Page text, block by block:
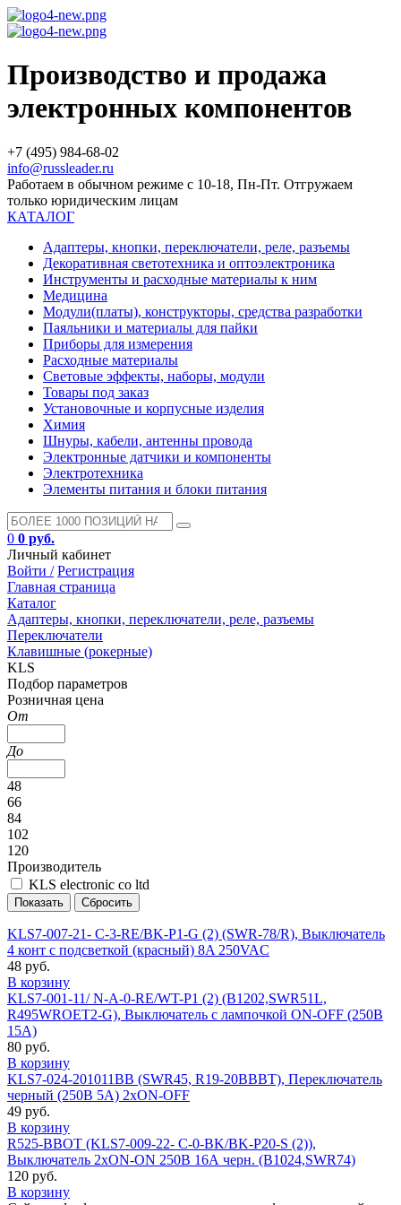
Производство и продажа
электронных компонентов
+7 (495) 984-68-02
info@russleader.ru
Работаем в обычном режиме с 10-18, Пн-Пт. Отгружаем
только юридическим лицам
КАТАЛОГ
Адаптеры, кнопки, переключатели, реле, разъемы
Декоративная светотехника и оптоэлектроника
Инструменты и расходные материалы к ним
Медицина
Модули(платы), конструкторы, средства разработки
Паяльники и материалы для пайки
Приборы для измерения
Расходные материалы
Световые эффекты, наборы, модули
Товары под заказ
Установочные и корпусные изделия
Химия
Шнуры, кабели, антенны провода
Электронные датчики и компоненты
Электротехника
Элементы питания и блоки питания
0 0 руб.
Личный кабинет
Войти / Регистрация
Главная страница
Каталог
Адаптеры, кнопки, переключатели, реле, разъемы
Переключатели
Клавишные (рокерные)
KLS
Подбор параметров
Розничная цена
От
До
48
66
84
102
120
Производитель
KLS electronic co ltd
KLS7-007-21- C-3-RE/BK-P1-G (2) (SWR-78/R), Выключатель
4 конт с подсветкой (красный) 8A 250VAC
48 руб.
В корзину
KLS7-001-11/ N-A-0-RE/WT-P1 (2) (B1202,SWR51L,
R495WROET2-G), Выключатель с лампочкой ON-OFF (250В
15А)
80 руб.
В корзину
KLS7-024-201011BB (SWR45, R19-20BBBT), Переключатель
черный (250В 5А) 2xON-OFF
49 руб.
В корзину
R525-BBOT (KLS7-009-22- C-0-BK/BK-P20-S (2)),
Выключатель 2хON-ON 250В 16А черн. (B1024,SWR74)
120 руб.
В корзину